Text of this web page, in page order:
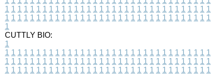
1 1 1 1 1 1 1 1 1 1 1 1 1 1 1 1 1 1 1 1 1 1 1 1 1 1 1 1 1 1 1 1 1
1 1 1 1 1 1 1 1 1 1 1 1 1 1 1 1 1 1 1 1 1 1 1 1 1 1 1 1 1 1 1 1 1
1
CUTTLY BIO:
1
1 1 1 1 1 1 1 1 1 1 1 1 1 1 1 1 1 1 1 1 1 1 1 1 1 1 1 1 1 1 1 1 1
1 1 1 1 1 1 1 1 1 1 1 1 1 1 1 1 1 1 1 1 1 1 1 1 1 1 1 1 1 1 1 1 1
1 1 1 1 1 1 1 1 1 1 1 1 1 1 1 1 1 1 1 1 1 1 1 1 1 1 1 1 1 1 1 1 1